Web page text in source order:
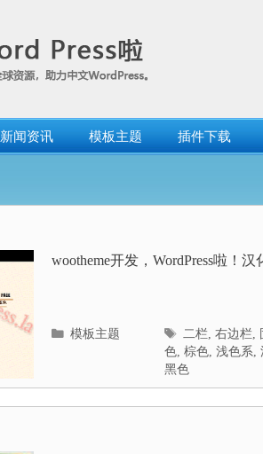
新闻资讯 模板主题 插件下载
wootheme开发，WordPress啦！汉
分
录
模板主题
标
签
二栏,右边栏,
色,棕色,浅色系,
黑色